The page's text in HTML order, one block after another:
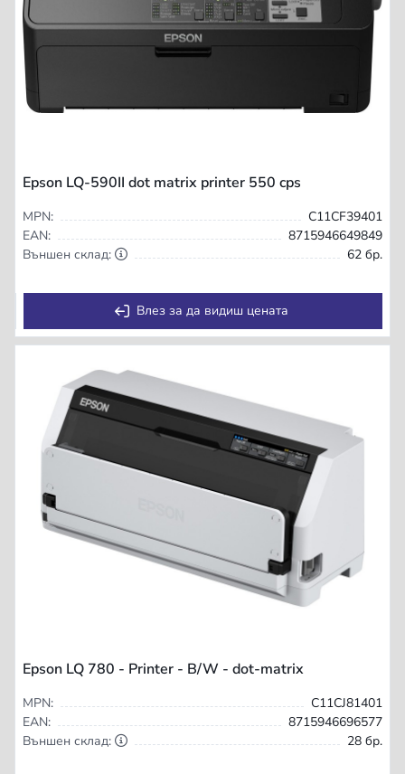
Epson LQ-590II dot matrix printer 550 cps
MPN:
C11CF39401
EAN:
8715946649849
Външен склад:
62 бр.
Влез за да видиш цената
Epson LQ 780 - Printer - B/W - dot-matrix
MPN:
C11CJ81401
EAN:
8715946696577
Външен склад:
28 бр.